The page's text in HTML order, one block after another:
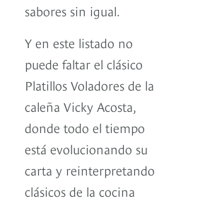
sabores sin igual.
Y en este listado no
puede faltar el clásico
Platillos Voladores de la
caleña Vicky Acosta,
donde todo el tiempo
está evolucionando su
carta y reinterpretando
clásicos de la cocina